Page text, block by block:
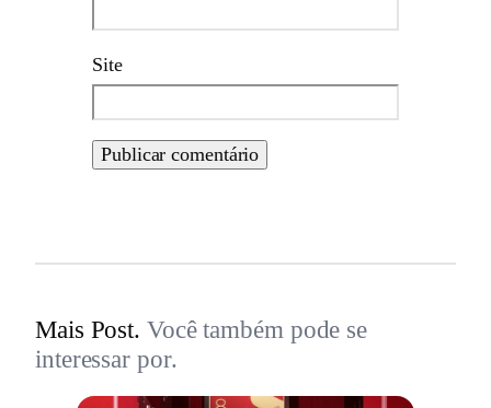
Site
Mais Post. Você também pode se
interessar por.